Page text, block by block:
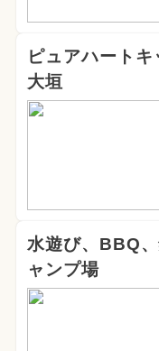
ピュアハート
大垣
水遊び、BBQ
ャンプ場